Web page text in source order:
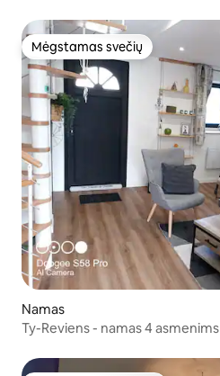
Mėgstamas svečių
Mėgstamas svečių
Namas
Ty-Reviens - namas 4 asmenims